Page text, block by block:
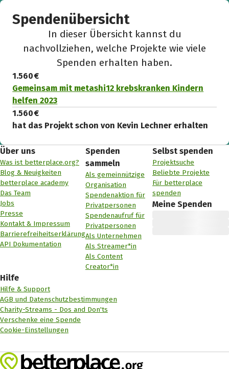
Spendenübersicht
In dieser Übersicht kannst du
nachvollziehen, welche Projekte wie viele
Spenden erhalten haben.
1.560 €
Gemeinsam mit metashi12 krebskranken Kindern
helfen 2023
1.560 €
hat das Projekt schon von Kevin Lechner erhalten
Über uns
Was ist betterplace.org?
Blog & Neuigkeiten
betterplace academy
Das Team
Jobs
Presse
Kontakt & Impressum
Barrierefreiheitserklärung
API Dokumentation
Spenden
sammeln
Als gemeinnützige
Organisation
Spendenaktion für
Privatpersonen
Spendenaufruf für
Privatpersonen
Als Unternehmen
Als Streamer*in
Als Content
Creator*in
Selbst spenden
Projektsuche
Beliebte Projekte
Für betterplace
spenden
Meine Spenden
Hilfe
Hilfe & Support
AGB und Datenschutzbestimmungen
Charity-Streams - Dos and Don'ts
Verschenke eine Spende
Cookie-Einstellungen